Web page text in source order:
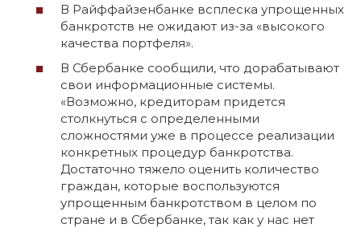
В Райффайзенбанке всплеска упрощенных
банкротств не ожидают из-за «высокого
качества портфеля».
В Сбербанке сообщили, что дорабатывают
свои информационные системы.
«Возможно, кредиторам придется
столкнуться с определенными
сложностями уже в процессе реализации
конкретных процедур банкротства.
Достаточно тяжело оценить количество
граждан, которые воспользуются
упрощенным банкротством в целом по
стране и в Сбербанке, так как у нас нет